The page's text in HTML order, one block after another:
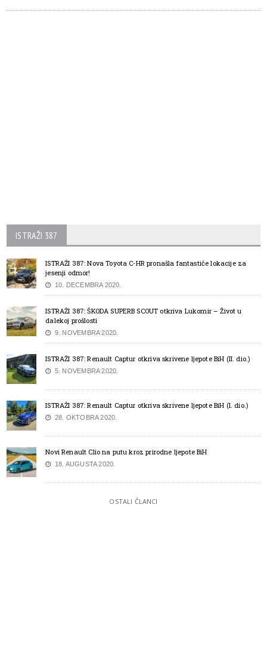
ISTRAŽI 387
ISTRAŽI 387: Nova Toyota C-HR pronašla fantastiče lokacije za
jesenji odmor!
10. DECEMBRA 2020.
ISTRAŽI 387: ŠKODA SUPERB SCOUT otkriva Lukomir – Život u
dalekoj prošlosti
9. NOVEMBRA 2020.
ISTRAŽI 387: Renault Captur otkriva skrivene ljepote BiH (II. dio.)
5. NOVEMBRA 2020.
ISTRAŽI 387: Renault Captur otkriva skrivene ljepote BiH (I. dio.)
28. OKTOBRA 2020.
Novi Renault Clio na putu kroz prirodne ljepote BiH
18. AUGUSTA 2020.
OSTALI ČLANCI